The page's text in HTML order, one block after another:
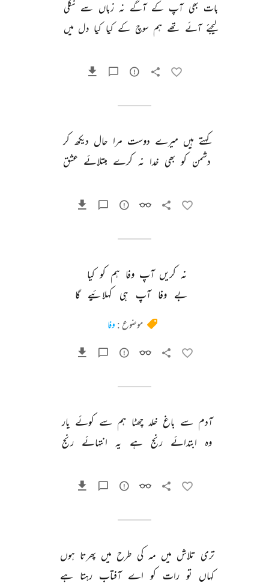
بات بھی آپ کے آگے نہ زباں سے نکلی
لیجئے آئے تھے ہم سوچ کے کیا کیا دل میں
کہتے ہیں میرے دوست مرا حال دیکھ کر
دشمن کو بھی خدا نہ کرے مبتلائے عشق
نہ کریں آپ وفا ہم کو کیا
بے وفا آپ ہی کہلائیے گا
موضوع : وفا
آدم سے باغ خلد چھٹا ہم سے کوئے یار
وہ
ابتدائے رنج ہے یہ انتہائے رنج
تری تلاش میں مہ کی طرح میں پھرتا ہوں
کہاں تو رات کو اے آفتاب رہتا ہے